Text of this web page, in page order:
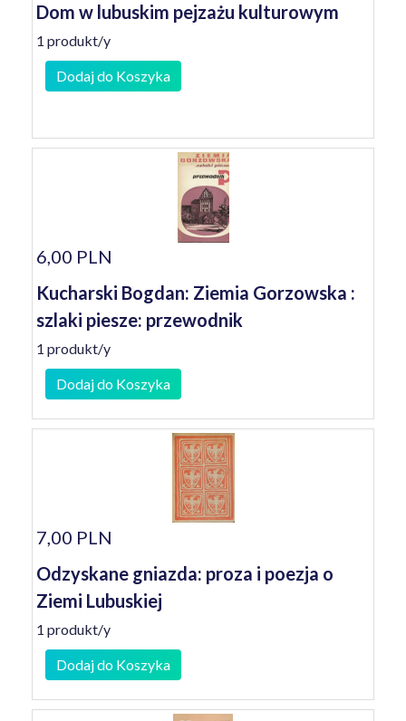
Dom w lubuskim pejzażu kulturowym
1 produkt/y
Dodaj do Koszyka
6,00 PLN
Kucharski Bogdan: Ziemia Gorzowska :
szlaki piesze: przewodnik
1 produkt/y
Dodaj do Koszyka
7,00 PLN
Odzyskane gniazda: proza i poezja o
Ziemi Lubuskiej
1 produkt/y
Dodaj do Koszyka